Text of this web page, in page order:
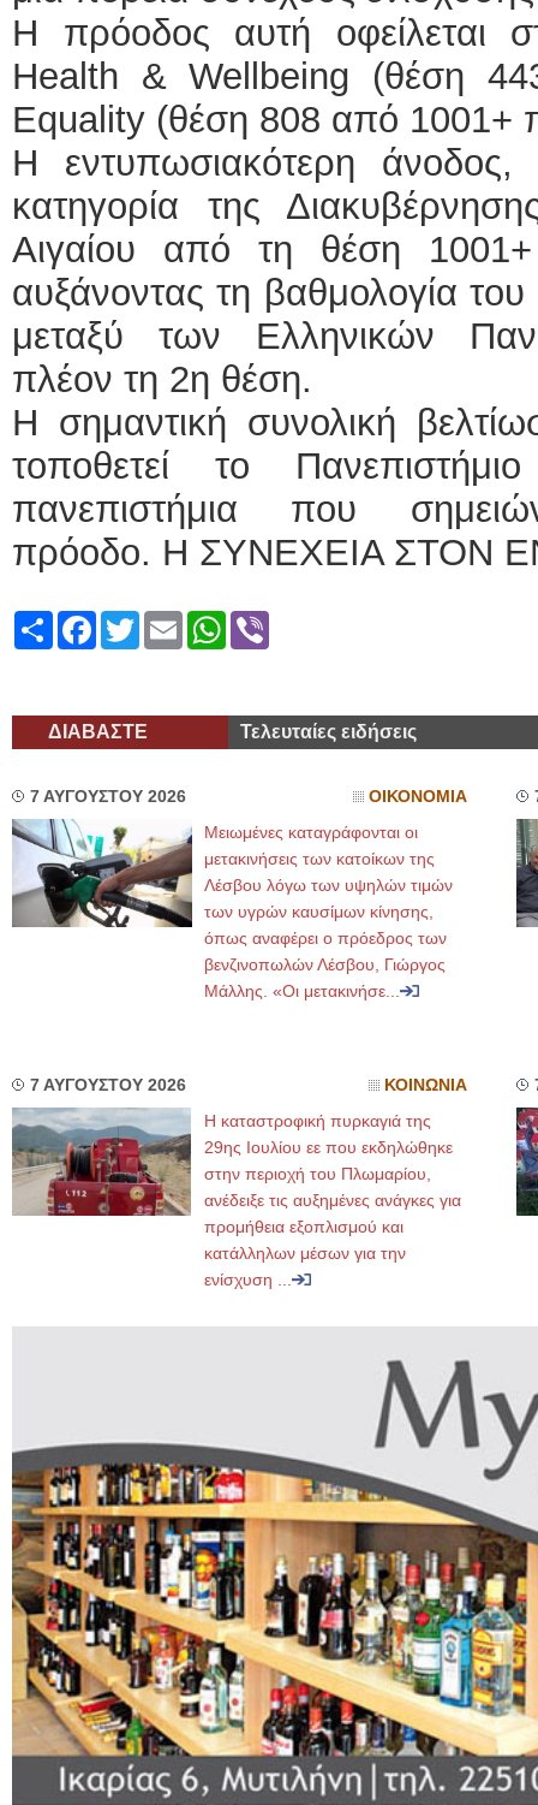
Η πρόοδος αυτή οφείλεται
Health & Wellbeing (θέση
Equality (θέση 808 από 1001+
Η εντυπωσιακότερη άνοδος,
κατηγορία της
Αιγαίου από τη θέση
αυξάνοντας τη βαθμολογία
μεταξύ των Ελληνικών
πλέον τη 2η θέση.
Η σημαντική συνολική
τοποθετεί το
πανεπιστήμια που
πρόοδο. Η ΣΥΝΕΧΕΙΑ ΣΤΟΝ
ShareFacebook
TwitterEmailWhatsApp
ΔΙΑΒΑΣΤΕ Τελευταίες ειδήσεις
7 ΑΥΓΟΥΣΤΟΥ 2026 ΟΙΚΟΝΟΜΙΑ
Μειωμένες καταγράφονται οι
μετακινήσεις των κατοίκων της
Λέσβου λόγω των υψηλών τιμών
των υγρών καυσίμων κίνησης,
όπως αναφέρει ο πρόεδρος των
βενζινοπωλών Λέσβου, Γιώργος
Μάλλης. «Οι μετακινήσε...
7 ΑΥΓΟΥΣΤΟΥ 2026 ΚΟΙΝΩΝΙΑ
Η καταστροφική πυρκαγιά της
29ης Ιουλίου εε που εκδηλώθηκε
στην περιοχή του Πλωμαρίου,
ανέδειξε τις αυξημένες ανάγκες για
προμήθεια εξοπλισμού και
κατάλληλων μέσων για την
ενίσχυση ...